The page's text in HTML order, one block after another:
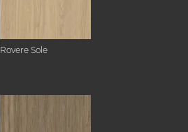
Rovere Sole